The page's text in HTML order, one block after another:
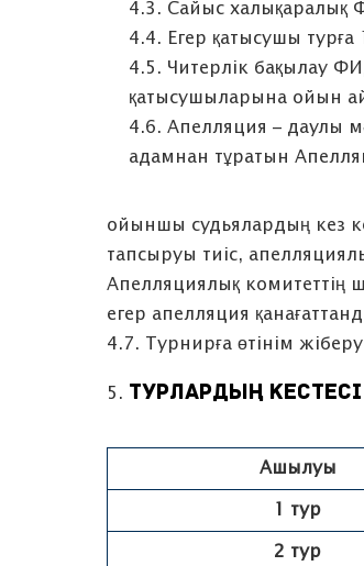
4.3. Сайыс халықаралық
4.4. Егер қатысушы турға
4.5. Читерлік бақылау
қатысушыларына ойын
4.6. Апелляция – даулы
адамнан тұратын
ойыншы судьялардың кез
тапсыруы тиіс,
Апелляциялық комитеттің
егер апелляция
4.7. Турнирға өтінім
ТУРЛАРДЫҢ КЕСТЕСІ
Ашылуы
1 тур
2 тур